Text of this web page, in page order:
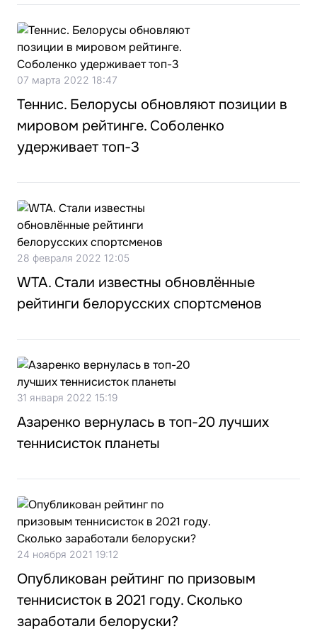
07 марта 2022 18:47
Теннис. Белорусы обновляют позиции в
мировом рейтинге. Соболенко
удерживает топ-3
28 февраля 2022 12:05
WTA. Стали известны обновлённые
рейтинги белорусских спортсменов
31 января 2022 15:19
Азаренко вернулась в топ-20 лучших
теннисисток планеты
24 ноября 2021 19:12
Опубликован рейтинг по призовым
теннисисток в 2021 году. Сколько
заработали белоруски?